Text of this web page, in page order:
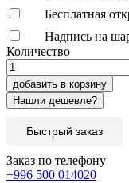
Бесплатная
Надпись на
Количество
добавить в корзину
Быстрый заказ
Заказ по телефону
+996 500 014020